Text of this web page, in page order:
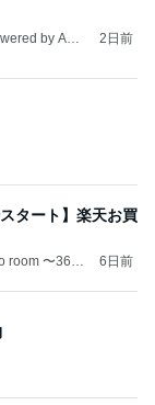
by Ame
2日前
タート】楽天お買
〜365
6日前